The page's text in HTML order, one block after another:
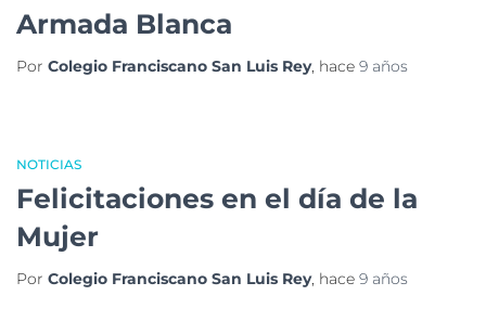
Armada Blanca
Por Colegio Franciscano San Luis Rey, hace 9 años
NOTICIAS
Felicitaciones en el día de la
Mujer
Por Colegio Franciscano San Luis Rey, hace 9 años